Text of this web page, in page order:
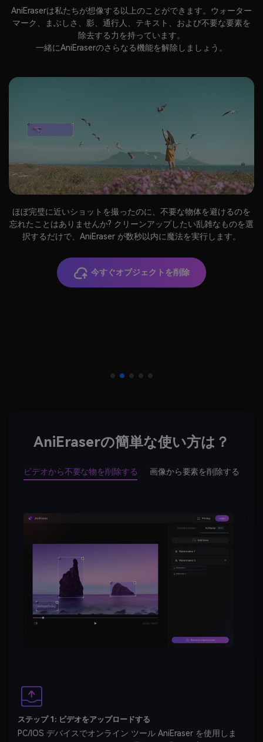
AniEraserは私たちが想像する以上のことができます。ウォーター
マーク、まぶしさ、影、通行人、テキスト、および不要な要素を
除去する力を持っています。
一緒にAniEraserのさらなる機能を解除しましょう。
ほぼ完璧に近いショットを撮ったのに、不要な物体を避けるのを
忘れたことはありませんか? クリーンアップしたい乱雑なものを選
択するだけで、AniEraser が数秒以内に魔法を実行します。
今すぐオブジェクトを削除
AniEraserの簡単な使い方は？
ビデオから不要な物を削除する 画像から要素を削除する
す。次に、ビデオリムーバーを選択し、「アップロード」を